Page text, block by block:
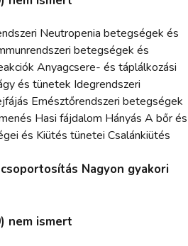
Neutropenia betegségek és
betegségek és
Anyagcsere- és táplálkozási
és tünetek Idegrendszeri
Emésztőrendszeri betegségek
Hasi fájdalom Hányás A bőr és
és Kiütés tünetei Csalánkiütés
Nagyon gyakori
nem ismert